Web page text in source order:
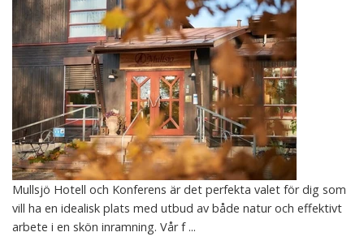
Mullsjö Hotell och Konferens är det perfekta valet för dig som
vill ha en idealisk plats med utbud av både natur och effektivt
arbete i en skön inramning. Vår f ...